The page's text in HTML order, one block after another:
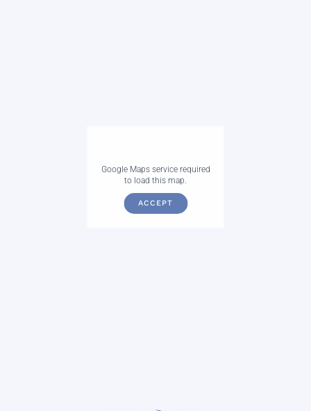
Google Maps service required
to load this map.
ACCEPT